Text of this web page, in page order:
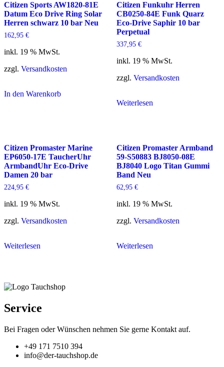
Citizen Sports AW1820-81E
Datum Eco Drive Ring Solar
Herren schwarz 10 bar Neu
162,95 €
inkl. 19 % MwSt.
zzgl. Versandkosten
In den Warenkorb
Citizen Funkuhr Herren
CB0250-84E Funk Quarz
Eco-Drive Saphir 10 bar
Perpetual
337,95 €
inkl. 19 % MwSt.
zzgl. Versandkosten
Weiterlesen
Citizen Promaster Marine
EP6050-17E TaucherUhr
ArmbandUhr Eco-Drive
Damen 20 bar
224,95 €
inkl. 19 % MwSt.
zzgl. Versandkosten
Weiterlesen
Citizen Promaster Armband
59-S50883 BJ8050-08E
BJ8040 Logo Titan Gummi
Band Neu
62,95 €
inkl. 19 % MwSt.
zzgl. Versandkosten
Weiterlesen
Service
Bei Fragen oder Wünschen nehmen Sie gerne Kontakt auf.
+49 171 7510 394
info@der-tauchshop.de